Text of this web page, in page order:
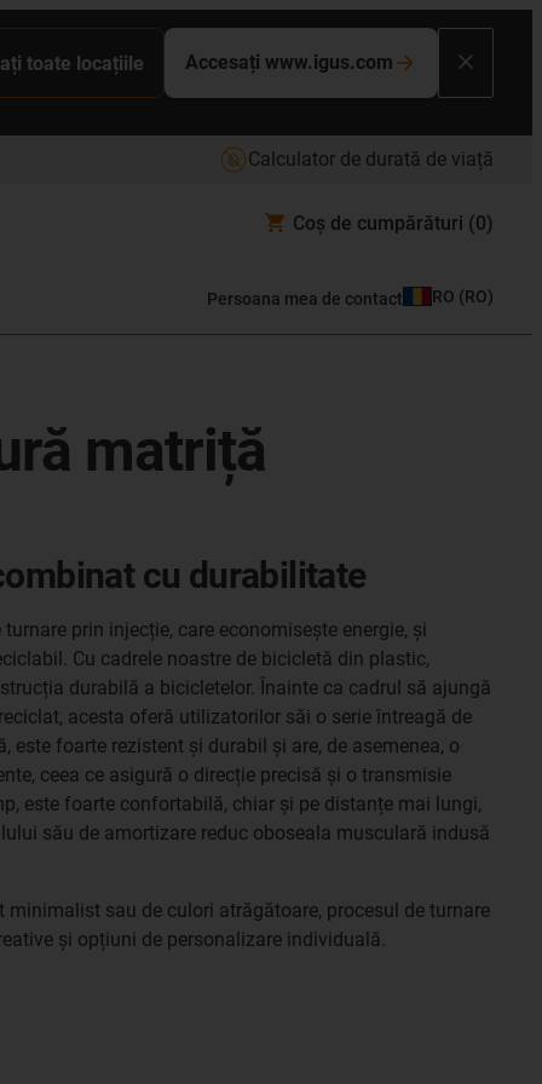
toate locațiile Accesați www.igus.com
Calculator de durată de viață
Coș de cumpărături (0)
Persoana mea de contact RO (RO)
matriță
cu durabilitate
prin injecție, care economisește energie, și
Cu cadrele noastre de bicicletă din plastic,
durabilă a bicicletelor. Înainte ca cadrul să ajungă
acesta oferă utilizatorilor săi o serie întreagă de
este foarte rezistent și durabil și are, de asemenea, o
ceea ce asigură o direcție precisă și o transmisie
este foarte confortabilă, chiar și pe distanțe mai lungi,
său de amortizare reduc oboseala musculară indusă
minimalist sau de culori atrăgătoare, procesul de turnare
și opțiuni de personalizare individuală.